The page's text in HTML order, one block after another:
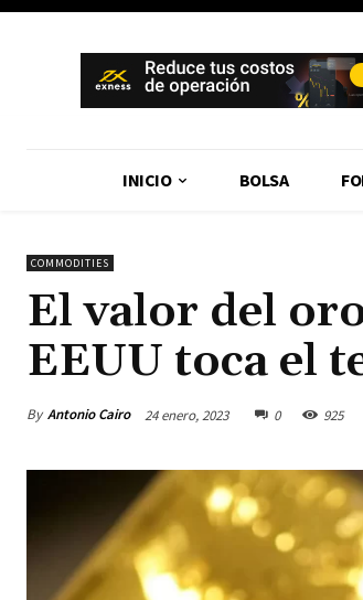
INICIO BOLSA
COMMODITIES
El valor del
EEUU toca el
By Antonio Cairo 24 enero, 2023 0 925